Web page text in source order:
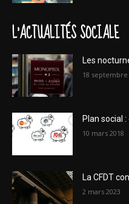
L'ACTUALITÉS SOCIALE
Les
18 septembre
Plan social
10 mars 2018
La CFDT
2 mars 2023